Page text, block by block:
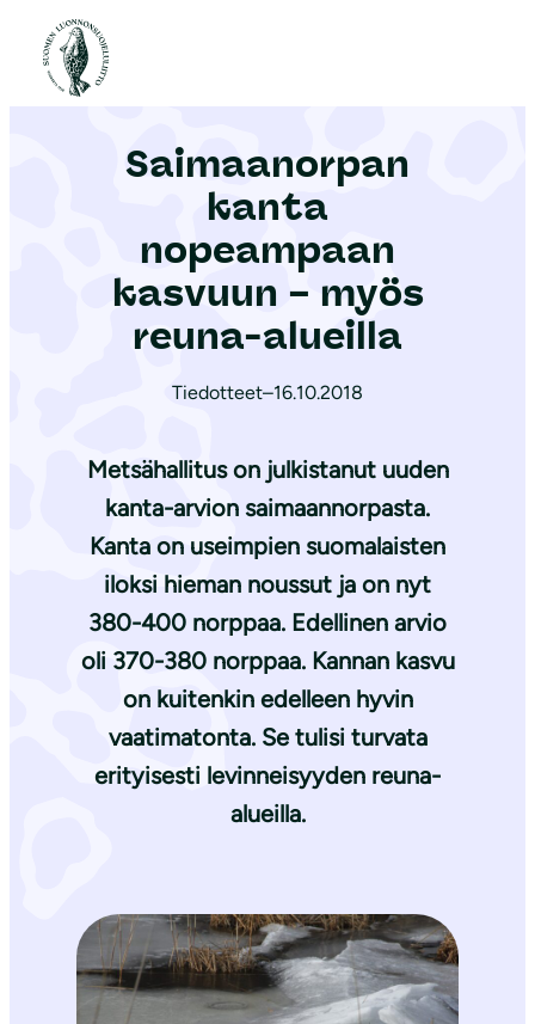
Etusivu
Saimaanorpan
kanta
nopeampaan
kasvuun – myös
reuna-alueilla
Tiedotteet–16.10.2018
Metsähallitus on julkistanut uuden
kanta-arvion saimaannorpasta.
Kanta on useimpien suomalaisten
iloksi hieman noussut ja on nyt
380-400 norppaa. Edellinen arvio
oli 370-380 norppaa. Kannan kasvu
on kuitenkin edelleen hyvin
vaatimatonta. Se tulisi turvata
erityisesti levinneisyyden reuna-
alueilla.